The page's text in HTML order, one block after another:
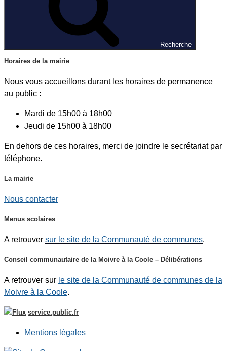
Recherche
Horaires de la mairie
Nous vous accueillons durant les horaires de permanence
au public :
Mardi de 15h00 à 18h00
Jeudi de 15h00 à 18h00
En dehors de ces horaires, merci de joindre le secrétariat par
téléphone.
La mairie
Nous contacter
Menus scolaires
A retrouver sur le site de la Communauté de communes.
Conseil communautaire de la Moivre à la Coole – Délibérations
A retrouver sur le site de la Communauté de communes de la
Moivre à la Coole.
service.public.fr
Mentions légales